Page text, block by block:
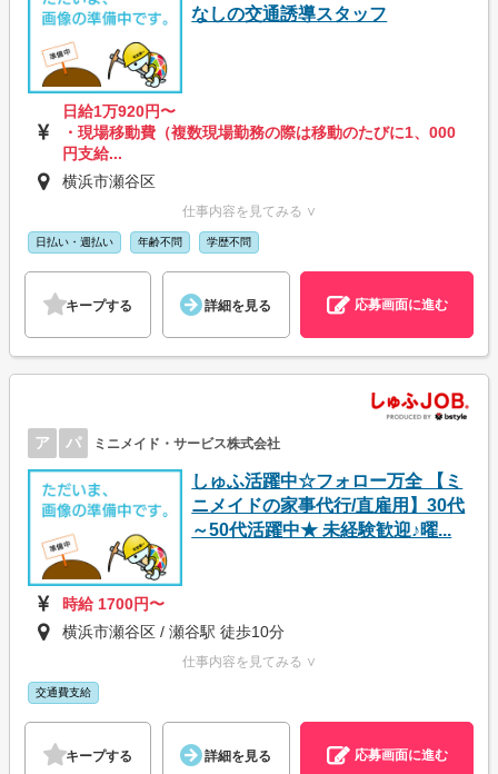
なしの交通誘導スタッフ
日給1万920円〜
・現場移動費（複数現場勤務の際は移動のたびに1、000
円支給...
横浜市瀬谷区
仕事内容を見てみる ∨
日払い・週払い 年齢不問 学歴不問
キープする 詳細を見る 応募画面に進む
ア パ ミニメイド・サービス株式会社
しゅふ活躍中☆フォロー万全 【ミ
ニメイドの家事代行/直雇用】30代
～50代活躍中★ 未経験歓迎♪曜...
時給 1700円〜
横浜市瀬谷区 / 瀬谷駅 徒歩10分
仕事内容を見てみる ∨
交通費支給
キープする 詳細を見る 応募画面に進む